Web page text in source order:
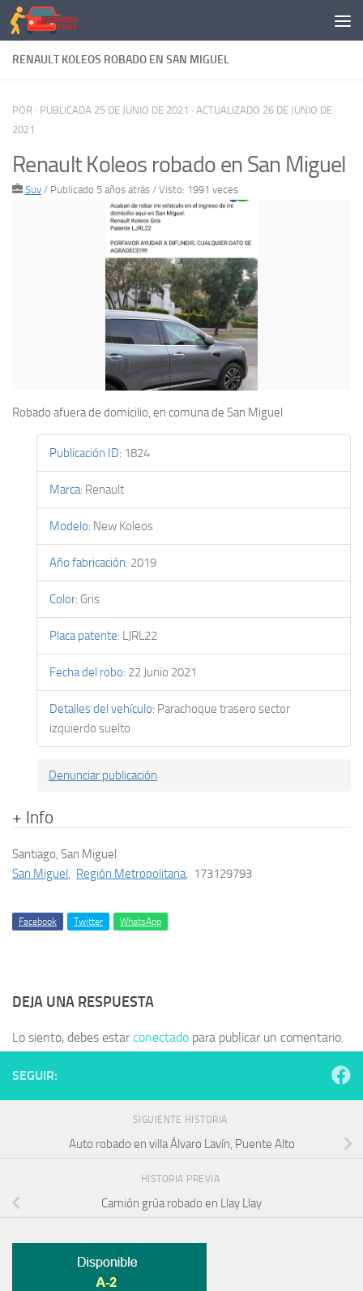
Saltar al contenido
RENAULT KOLEOS ROBADO EN SAN MIGUEL
POR · PUBLICADA 25 DE JUNIO DE 2021 · ACTUALIZADO 26 DE JUNIO DE
2021
Renault Koleos robado en San Miguel
Suv / Publicado 5 años atrás / Visto: 1991 veces
Robado afuera de domicilio, en comuna de San Miguel
Publicación ID: 1824
Marca: Renault
Modelo: New Koleos
Año fabricación: 2019
Color: Gris
Placa patente: LJRL22
Fecha del robo: 22 Junio 2021
Detalles del vehículo: Parachoque trasero sector
izquierdo suelto
Denunciar publicación
+ Info
Santiago, San Miguel
San Miguel, Región Metropolitana, 173129793
Facebook Twitter WhatsApp
DEJA UNA RESPUESTA
Lo siento, debes estarconectado para publicar un comentario.
SEGUIR:
SIGUIENTE HISTORIA
Auto robado en villa Álvaro Lavín, Puente Alto
HISTORIA PREVIA
Camión grúa robado en Llay Llay